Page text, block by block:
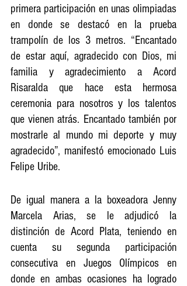
primera participación en unas olimpiadas
en donde se destacó en la prueba
trampolín de los 3 metros. “Encantado
de estar aquí, agradecido con Dios, mi
familia y agradecimiento a Acord
Risaralda que hace esta hermosa
ceremonia para nosotros y los talentos
que vienen atrás. Encantado también por
mostrarle al mundo mi deporte y muy
agradecido”, manifestó emocionado Luis
Felipe Uribe.
De igual manera a la boxeadora Jenny
Marcela Arias, se le adjudicó la
distinción de Acord Plata, teniendo en
cuenta su segunda participación
consecutiva en Juegos Olímpicos en
donde en ambas ocasiones ha logrado